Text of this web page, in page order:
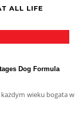
ALL LIFE
Dog Formula
wieku bogata w